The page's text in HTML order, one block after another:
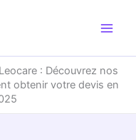
: Découvrez nos
obtenir votre devis en